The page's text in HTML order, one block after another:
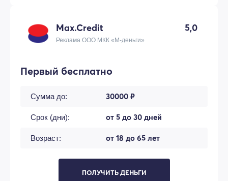
Max.Credit 5,0
Реклама ООО МКК «М-деньги»
Первый бесплатно
Сумма до: 30000 ₽
Срок (дни): от 5 до 30 дней
Возраст: от 18 до 65 лет
ПОЛУЧИТЬ ДЕНЬГИ